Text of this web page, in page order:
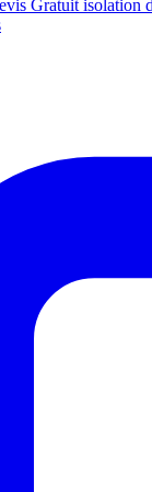
Gratuit isolation